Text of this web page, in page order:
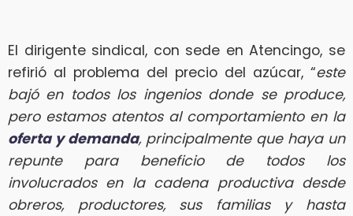
El dirigente sindical, con sede en Atencingo, se
refirió al problema del precio del azúcar, “este
bajó en todos los ingenios donde se produce,
pero estamos atentos al comportamiento en la
oferta y demanda, principalmente que haya un
repunte para beneficio de todos los
involucrados en la cadena productiva desde
obreros, productores, sus familias y hasta